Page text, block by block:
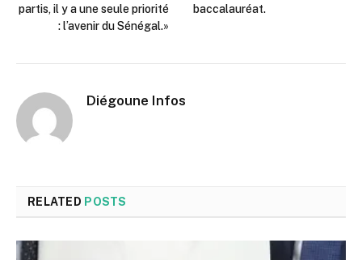
partis, il y a une seule priorité
: l’avenir du Sénégal.»
baccalauréat.
Diégoune Infos
RELATED POSTS